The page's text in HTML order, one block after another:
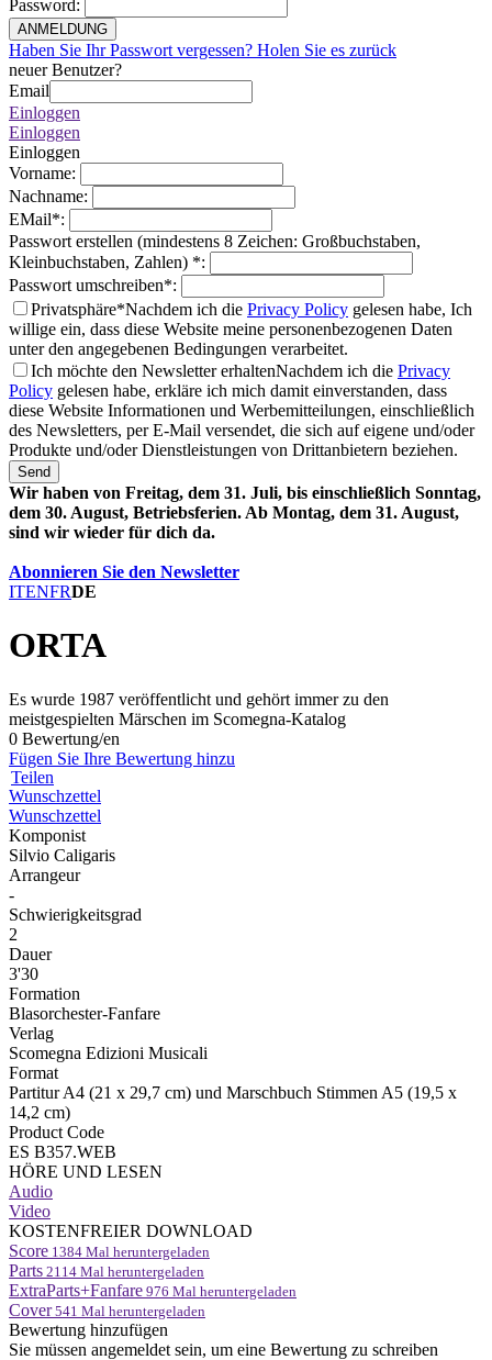
Password:
ANMELDUNG
Haben Sie Ihr Passwort vergessen? Holen Sie es zurück
neuer Benutzer?
Email
Einloggen
Einloggen
Einloggen
Vorname:
Nachname:
EMail*:
Passwort erstellen (mindestens 8 Zeichen: Großbuchstaben,
Kleinbuchstaben, Zahlen) *:
Passwort umschreiben*:
Privatsphäre*Nachdem ich die Privacy Policy gelesen habe, Ich
willige ein, dass diese Website meine personenbezogenen Daten
unter den angegebenen Bedingungen verarbeitet.
Ich möchte den Newsletter erhaltenNachdem ich die Privacy
Policy gelesen habe, erkläre ich mich damit einverstanden, dass
diese Website Informationen und Werbemitteilungen, einschließlich
des Newsletters, per E-Mail versendet, die sich auf eigene und/oder
Produkte und/oder Dienstleistungen von Drittanbietern beziehen.
Send
Wir haben von Freitag, dem 31. Juli, bis einschließlich Sonntag,
dem 30. August, Betriebsferien. Ab Montag, dem 31. August,
sind wir wieder für dich da.
Abonnieren Sie den Newsletter
ITENFRDE
ORTA
Es wurde 1987 veröffentlicht und gehört immer zu den
meistgespielten Märschen im Scomegna-Katalog
0 Bewertung/en
Fügen Sie Ihre Bewertung hinzu
Teilen
Wunschzettel
Wunschzettel
Komponist
Silvio Caligaris
Arrangeur
-
Schwierigkeitsgrad
2
Dauer
3'30
Formation
Blasorchester-Fanfare
Verlag
Scomegna Edizioni Musicali
Format
Partitur A4 (21 x 29,7 cm) und Marschbuch Stimmen A5 (19,5 x
14,2 cm)
Product Code
ES B357.WEB
HÖRE UND LESEN
Audio
Video
KOSTENFREIER DOWNLOAD
Score 1384 Mal heruntergeladen
Parts 2114 Mal heruntergeladen
ExtraParts+Fanfare 976 Mal heruntergeladen
Cover541 Mal heruntergeladen
Bewertung hinzufügen
Sie müssen angemeldet sein, um eine Bewertung zu schreiben